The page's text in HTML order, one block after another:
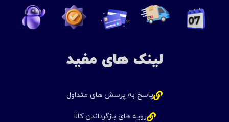
لینک های مفید
پاسخ به پرسش های متداول
رویه های بازگرداندن کالا